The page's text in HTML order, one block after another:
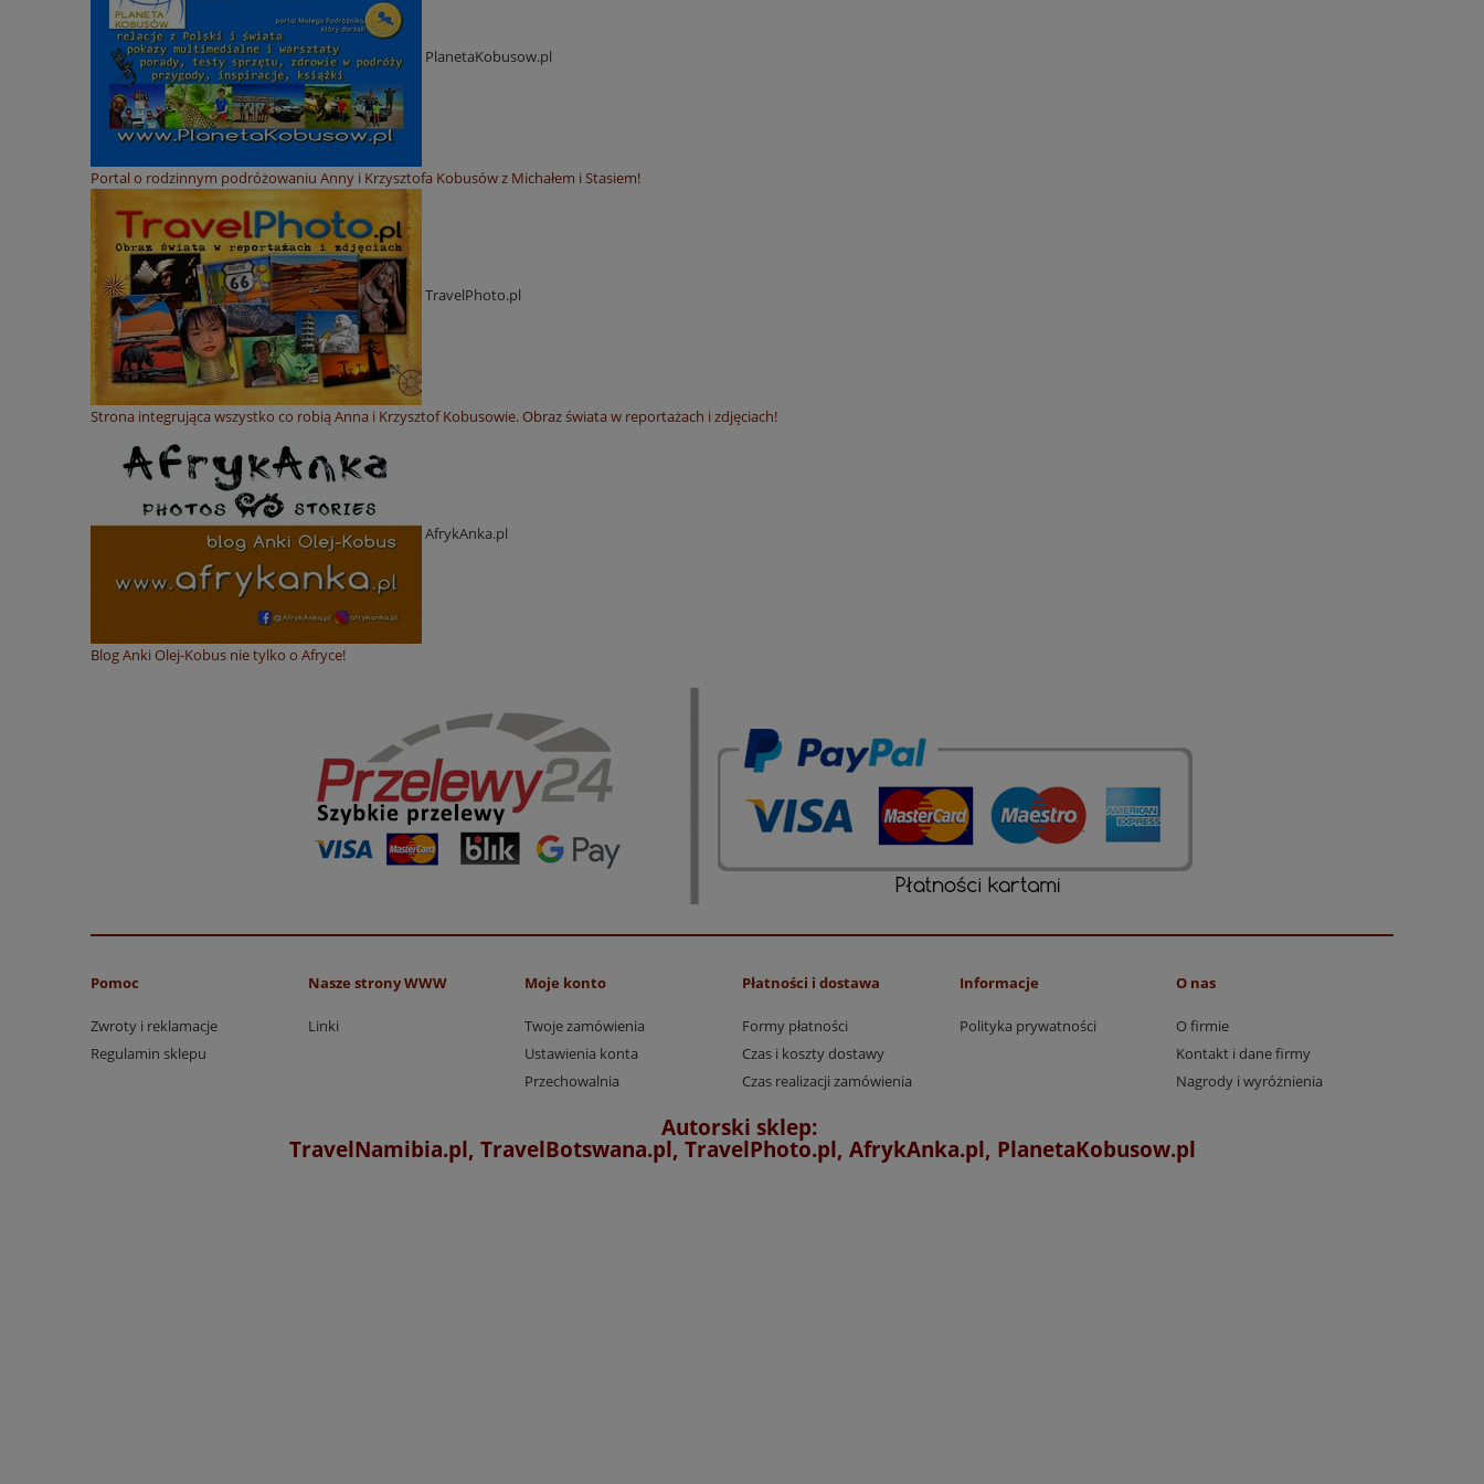
PlanetaKobusow.pl
Portal o rodzinnym podróżowaniu Anny i Krzysztofa Kobusów z Michałem i Stasiem!
TravelPhoto.pl
Strona integrująca wszystko co robią Anna i Krzysztof Kobusowie. Obraz świata w reportażach i zdjęciach!
AfrykAnka.pl
Blog Anki Olej-Kobus nie tylko o Afryce!
Pomoc
Zwroty i reklamacje
Regulamin sklepu
Nasze strony WWW
Linki
Moje konto
Twoje zamówienia
Ustawienia konta
Przechowalnia
Płatności i dostawa
Formy płatności
Czas i koszty dostawy
Czas realizacji zamówienia
Informacje
Polityka prywatności
O nas
O firmie
Kontakt i dane firmy
Nagrody i wyróżnienia
Autorski sklep:
TravelNamibia.pl, TravelBotswana.pl, TravelPhoto.pl, AfrykAnka.pl, PlanetaKobusow.pl